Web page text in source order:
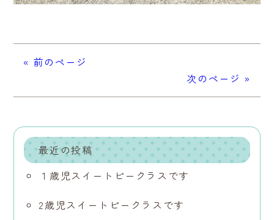
最近の投稿
１歳児スイートピークラスです
2歳児スイートピークラスです
« 前のページ
次のページ »